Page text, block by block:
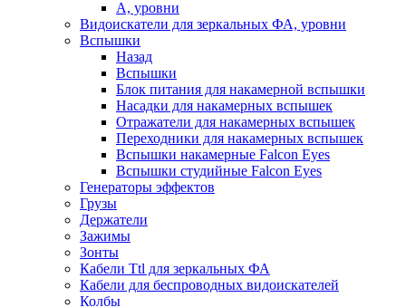
А, уровни
Видоискатели для зеркальных ФА, уровни
Вспышки
Назад
Вспышки
Блок питания для накамерной вспышки
Насадки для накамерных вспышек
Отражатели для накамерных вспышек
Переходники для накамерных вспышек
Вспышки накамерные Falcon Eyes
Вспышки студийные Falcon Eyes
Генераторы эффектов
Грузы
Держатели
Зажимы
Зонты
Кабели Ttl для зеркальных ФА
Кабели для беспроводных видоискателей
Колбы